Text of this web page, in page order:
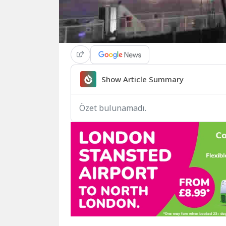
Show Article Summary
Özet bulunamadı.